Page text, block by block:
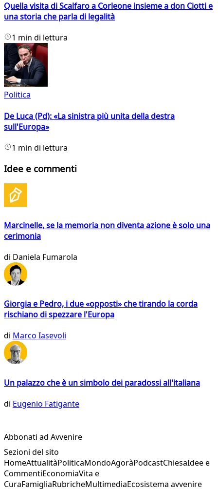
Quella visita di Scalfaro a Corleone insieme a don Ciotti e
una storia che parla di legalità
1 min di lettura
Politica
De Luca (Pd): «La sinistra più unita della destra
sull'Europa»
1 min di lettura
Idee e commenti
Marcinelle, se la memoria non diventa azione è solo una
cerimonia
di Daniela Fumarola
Giorgia e Pedro, i due «opposti» che tirando la corda
rischiano di spezzare l'Europa
di Marco Iasevoli
Un palazzo che è un simbolo dei paradossi all'italiana
di Eugenio Fatigante
Abbonati ad Avvenire
Sezioni del sito
HomeAttualitàPoliticaMondoAgoràPodcastChiesaIdee e
CommentiEconomiaVita e
CuraFamigliaRubricheMultimediaEcosistema avvenire